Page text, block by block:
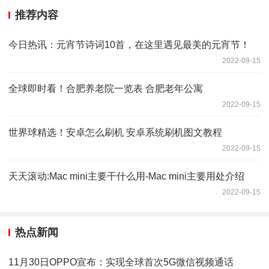
推荐内容
今日热讯：元宵节诗词10首，在这里遇见最美的元宵节！
2022-09-15
全球即时看！合肥养老院一览表 合肥老年公寓
2022-09-15
世界球精选！安卓怎么刷机 安卓系统刷机图文教程
2022-09-15
天天滚动:Mac mini主要干什么用-Mac mini主要用处介绍
2022-09-15
热点新闻
11月30日OPPO宣布：实现全球首次5G微信视频通话